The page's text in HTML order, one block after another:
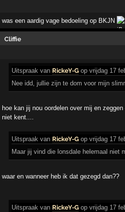
was een aardig vage bedoeling op BKJN
Cliffie
Uitspraak van RickeY-G op vrijdag 17
Nee idd, jullie zijn te dom voor mijn
hoe kan jij nou oordelen over mij en
niet kent....
Uitspraak van RickeY-G op vrijdag 17
Maar jij vind die lonsdale helemaal niet
waar en wanneer heb ik dat gezegd dan??
Uitspraak van RickeY-G op vrijdag 17